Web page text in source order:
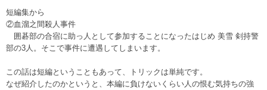
短編集から
②血溜之間殺人事件
囲碁部の合宿に助っ人として参加することになったはじめ 美雪 剣持警
部の3人。そこで事件に遭遇してしまいます。
この話は短編ということもあって、トリックは単純です。
なぜ紹介したのかというと、本編に負けないくらい人の恨む気持ちの強